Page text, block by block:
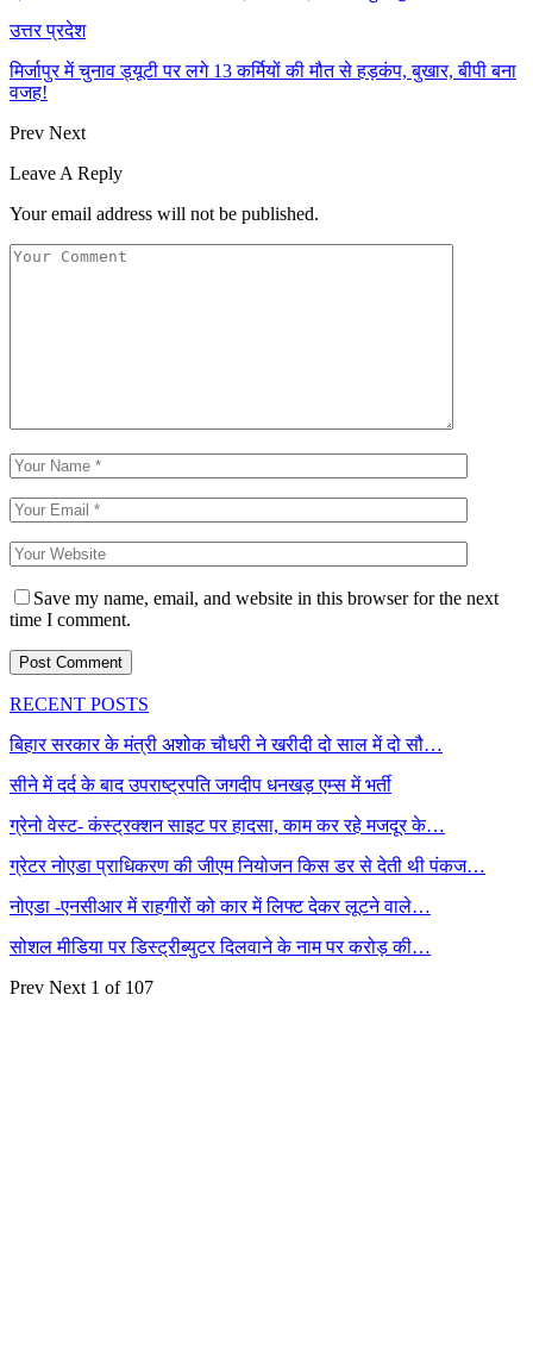
उत्तर प्रदेश
मिर्जापुर में चुनाव ड्यूटी पर लगे 13 कर्मियों की मौत से हड़कंप, बुखार, बीपी बना
वजह!
Prev Next
Leave A Reply
Your email address will not be published.
Save my name, email, and website in this browser for the next
time I comment.
RECENT POSTS
बिहार सरकार के मंत्री अशोक चौधरी ने खरीदी दो साल में दो सौ…
सीने में दर्द के बाद उपराष्ट्रपति जगदीप धनखड़ एम्स में भर्ती
ग्रेनो वेस्ट- कंस्ट्रक्शन साइट पर हादसा, काम कर रहे मजदूर के…
ग्रेटर नोएडा प्राधिकरण की जीएम नियोजन किस डर से देती थी पंकज…
नोएडा -एनसीआर में राहगीरों को कार में लिफ्ट देकर लूटने वाले…
सोशल मीडिया पर डिस्ट्रीब्युटर दिलवाने के नाम पर करोड़ की…
Prev Next 1 of 107